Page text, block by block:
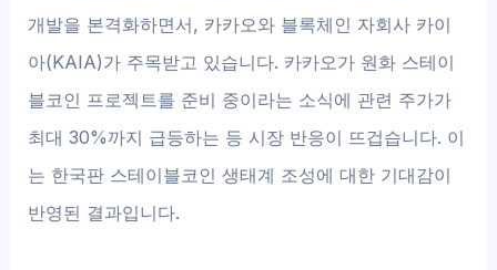
개발을 본격화하면서, 카카오와 블록체인 자회사 카이
아(KAIA)가 주목받고 있습니다. 카카오가 원화 스테이
블코인 프로젝트를 준비 중이라는 소식에 관련 주가가
최대 30%까지 급등하는 등 시장 반응이 뜨겁습니다. 이
는 한국판 스테이블코인 생태계 조성에 대한 기대감이
반영된 결과입니다.